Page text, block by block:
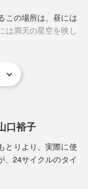
らず。手のひらサイ
に運んで、心をとと
、好きな場所で幻
この場所は、昼には
は満天の星空を映し
界が消えたかのよう
口裕子
とりより、実際に使
、24サイクルのタイ